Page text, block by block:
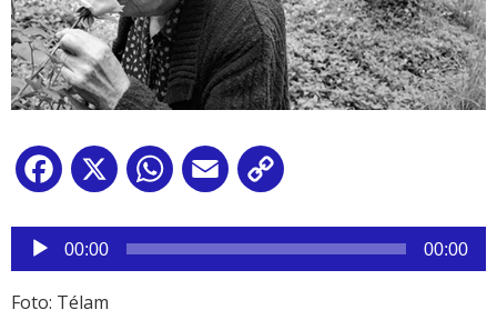
Facebook
X WhatsApp
Email
Reproductor
audio
00:00 00:00
Foto: Télam